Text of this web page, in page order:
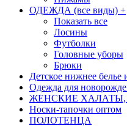
ОДЕЖДА (все виды) +
Показать все
Лосины
Футболки
Головные уборы
Брюки
Детское нижнее белье
Одежда для
ЖЕНСКИЕ ХАЛАТЫ,
Носки-тапочки оптом
ПОЛОТЕНЦА